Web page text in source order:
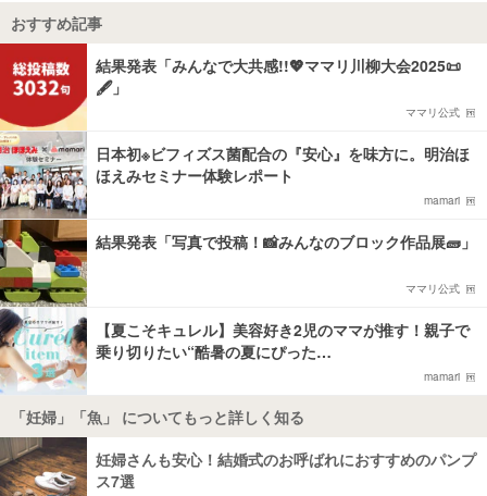
おすすめ記事
結果発表「みんなで大共感!!💖ママリ川柳大会2025📜
🖋️」
ママリ公式
日本初※ビフィズス菌配合の『安心』を味方に。明治ほ
ほえみセミナー体験レポート
mamari
結果発表「写真で投稿！📸みんなのブロック作品展🧱」
ママリ公式
【夏こそキュレル】美容好き2児のママが推す！親子で
乗り切りたい“酷暑の夏にぴった…
mamari
「妊婦」「魚」 についてもっと詳しく知る
妊婦さんも安心！結婚式のお呼ばれにおすすめのパンプ
ス7選